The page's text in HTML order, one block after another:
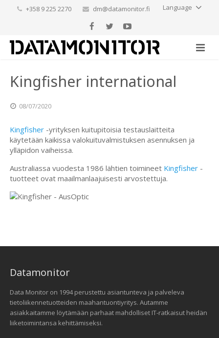
+358 9 225 2270 dm@datamonitor.fi Language
Kingfisher international
08/07/2020
Kingfisher -yrityksen kuitupitoisia testauslaitteita
käytetään kaikissa valokuituvalmistuksen asennuksen ja
ylläpidon vaiheissa.
Australiassa vuodesta 1986 lähtien toimineet Kingfisher -
tuotteet ovat maailmanlaajuisesti arvostettuja.
Datamonitor
Data Monitor on 1994 perustettu asiantunteva ja palveleva
tietoliikennetuotteiden maahantuontiyritys. Autamme
asiakkaitamme löytämään parhaat mahdolliset IT-ratkaisut heidän
liiketoimintansa kehittämiseksi.